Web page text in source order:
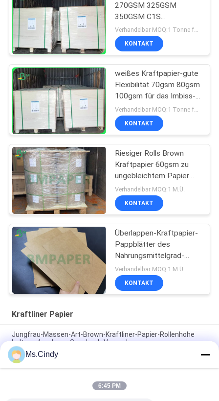
270GSM 325GSM
350GSM C1S
beschichtete Kraftkarton
für trockene
Nahrungsmittelkästen
Verhandelbar MOQ:1 Tonne für allgemeine Größe u. 10 Tonnen für Sondergröße
KONTAKT
weißes Kraftpapier-gute
Flexibilität 70gsm 80gsm
100gsm für das Imbiss-
Verpacken
Verhandelbar MOQ:1 Tonne für allgemeine Größe u. 10 Tonnen für Sondergröße
KONTAKT
Riesiger Rolls Brown
Kraftpapier 60gsm zu
ungebleichtem Papier
des Überlappen-120gsm
für Umschlag
Verhandelbar MOQ:1 M.Ü.
KONTAKT
Überlappen-Kraftpapier-
Pappblätter des
Nahrungsmittelgrad-
unbeschichtete 250gr
300gr ungebleichte
Verhandelbar MOQ:1 M.Ü.
KONTAKT
Kraftliner Papier
Jungfrau-Massen-Art-Brown-Kraftliner-Papier-Rollenhohe
haltene Ausdauer-Geschenk-Verpackung
Brown-Kraftpapier-Jungfrau-Holzschliff 250GSM 300GSM für
Nahrungsmittelkästen
Hohes Zement-Kraftliner-Papier der Explosions-Widerstand-
Ms.Cindy
6:45 PM